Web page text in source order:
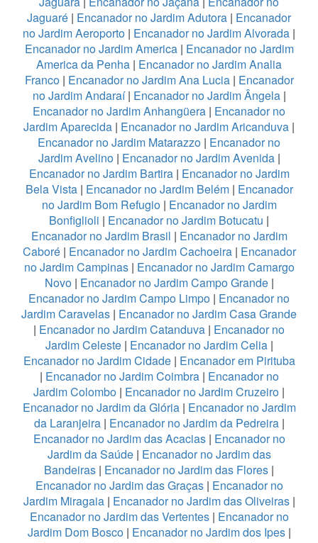
Jaguaré | Encanador no Jardim Adutora | Encanador
no Jardim Aeroporto | Encanador no Jardim Alvorada |
Encanador no Jardim America| Encanador no Jardim
America da Penha | Encanador no Jardim Analia
Franco| Encanador no Jardim Ana Lucia| Encanador
no Jardim Andaraí| Encanador no Jardim Ângela|
Encanador no Jardim Anhangüera | Encanador no
Jardim Aparecida | Encanador no Jardim Aricanduva |
Encanador no Jardim Matarazzo | Encanador no
Jardim Avelino| Encanador no Jardim Avenida|
Encanador no Jardim Bartira| Encanador no Jardim
Bela Vista| Encanador no Jardim Belém| Encanador
no Jardim Bom Refugio| Encanador no Jardim
Bonfiglioli | Encanador no Jardim Botucatu |
Encanador no Jardim Brasil | Encanador no Jardim
Caboré| Encanador no Jardim Cachoeira| Encanador
no Jardim Campinas| Encanador no Jardim Camargo
Novo| Encanador no Jardim Campo Grande|
Encanador no Jardim Campo Limpo | Encanador no
Jardim Caravelas | Encanador no Jardim Casa Grande
| Encanador no Jardim Catanduva | Encanador no
Jardim Celeste| Encanador no Jardim Celia|
Encanador no Jardim Cidade| Encanador em Pirituba
| Encanador no Jardim Coimbra| Encanador no
Jardim Colombo | Encanador no Jardim Cruzeiro |
Encanador no Jardim da Glória| Encanador no Jardim
da Laranjeira| Encanador no Jardim da Pedreira|
Encanador no Jardim das Acacias| Encanador no
Jardim da Saúde| Encanador no Jardim das
Bandeiras | Encanador no Jardim das Flores |
Encanador no Jardim das Graças| Encanador no
Jardim Miragaia| Encanador no Jardim das Oliveiras|
Encanador no Jardim das Vertentes| Encanador no
Jardim Dom Bosco| Encanador no Jardim dos Ipes|